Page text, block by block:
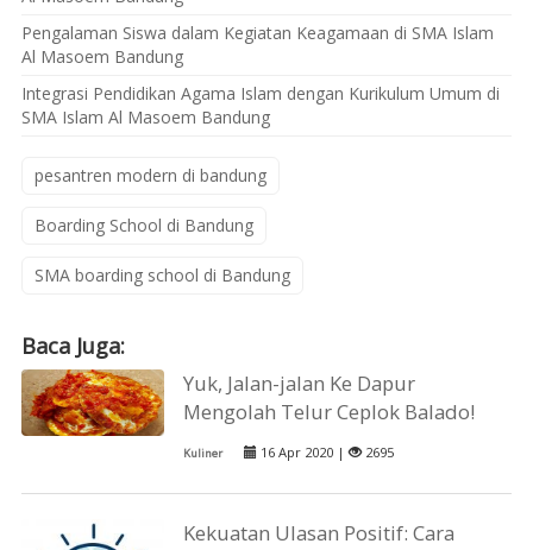
Pengalaman Siswa dalam Kegiatan Keagamaan di SMA Islam
Al Masoem Bandung
Integrasi Pendidikan Agama Islam dengan Kurikulum Umum di
SMA Islam Al Masoem Bandung
pesantren modern di bandung
Boarding School di Bandung
SMA boarding school di Bandung
Baca Juga:
Yuk, Jalan-jalan Ke Dapur
Mengolah Telur Ceplok Balado!
Kuliner 16 Apr 2020 | 2695
Kekuatan Ulasan Positif: Cara